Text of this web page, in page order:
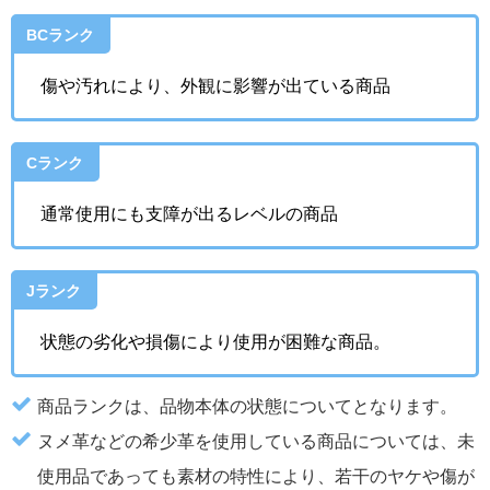
BCランク
傷や汚れにより、外観に影響が出ている商品
Cランク
通常使用にも支障が出るレベルの商品
Jランク
状態の劣化や損傷により使用が困難な商品。
商品ランクは、品物本体の状態についてとなります。
ヌメ革などの希少革を使用している商品については、未
使用品であっても素材の特性により、若干のヤケや傷が